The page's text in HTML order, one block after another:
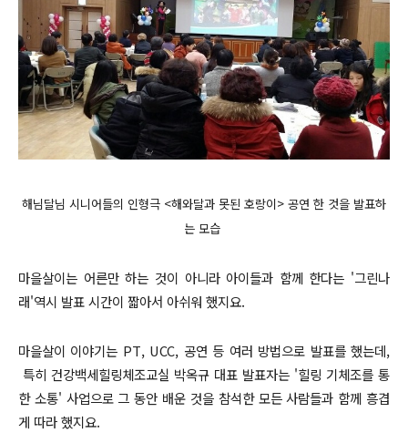
해님달님 시니어들의 인형극 <해와달과 못된 호랑이> 공연 한 것을 발표하
는 모습
마을살이는 어른만 하는 것이 아니라 아이들과 함께 한다는 '그린나
래'역시 발표 시간이 짧아서 아쉬워 했지요.
마을살이 이야기는 PT, UCC, 공연 등 여러 방법으로 발표를 했는데,
특히 건강백세힐링체조교실 박옥규 대표 발표자는 '힐링 기체조를 통
한 소통' 사업으로 그 동안 배운 것을 참석한 모든 사람들과 함께 흥겹
게 따라 했지요.